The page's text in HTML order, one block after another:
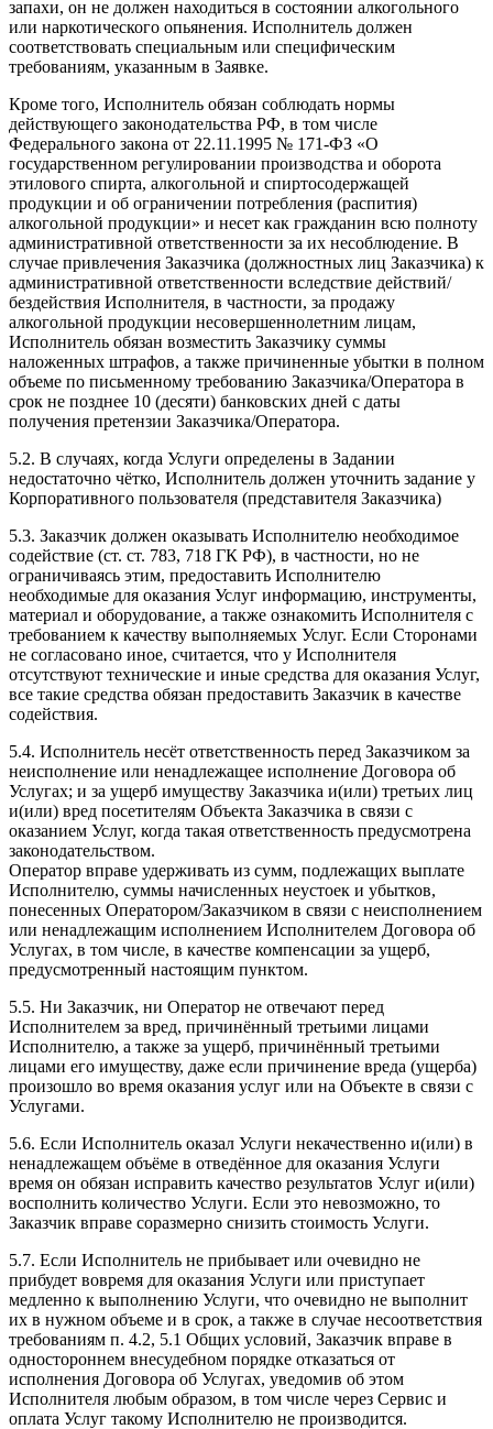
запахи, он не должен находиться в состоянии алкогольного
или наркотического опьянения. Исполнитель должен
соответствовать специальным или специфическим
требованиям, указанным в Заявке.
Кроме того, Исполнитель обязан соблюдать нормы
действующего законодательства РФ, в том числе
Федерального закона от 22.11.1995 № 171-ФЗ «О
государственном регулировании производства и оборота
этилового спирта, алкогольной и спиртосодержащей
продукции и об ограничении потребления (распития)
алкогольной продукции» и несет как гражданин всю полноту
административной ответственности за их несоблюдение. В
случае привлечения Заказчика (должностных лиц Заказчика) к
административной ответственности вследствие действий/
бездействия Исполнителя, в частности, за продажу
алкогольной продукции несовершеннолетним лицам,
Исполнитель обязан возместить Заказчику суммы
наложенных штрафов, а также причиненные убытки в полном
объеме по письменному требованию Заказчика/Оператора в
срок не позднее 10 (десяти) банковских дней с даты
получения претензии Заказчика/Оператора.
5.2. В случаях, когда Услуги определены в Задании
недостаточно чётко, Исполнитель должен уточнить задание у
Корпоративного пользователя (представителя Заказчика)
5.3. Заказчик должен оказывать Исполнителю необходимое
содействие (ст. ст. 783, 718 ГК РФ), в частности, но не
ограничиваясь этим, предоставить Исполнителю
необходимые для оказания Услуг информацию, инструменты,
материал и оборудование, а также ознакомить Исполнителя с
требованием к качеству выполняемых Услуг. Если Сторонами
не согласовано иное, считается, что у Исполнителя
отсутствуют технические и иные средства для оказания Услуг,
все такие средства обязан предоставить Заказчик в качестве
содействия.
5.4. Исполнитель несёт ответственность перед Заказчиком за
неисполнение или ненадлежащее исполнение Договора об
Услугах; и за ущерб имуществу Заказчика и(или) третьих лиц
и(или) вред посетителям Объекта Заказчика в связи с
оказанием Услуг, когда такая ответственность предусмотрена
законодательством.
Оператор вправе удерживать из сумм, подлежащих выплате
Исполнителю, суммы начисленных неустоек и убытков,
понесенных Оператором/Заказчиком в связи с неисполнением
или ненадлежащим исполнением Исполнителем Договора об
Услугах, в том числе, в качестве компенсации за ущерб,
предусмотренный настоящим пунктом.
5.5. Ни Заказчик, ни Оператор не отвечают перед
Исполнителем за вред, причинённый третьими лицами
Исполнителю, а также за ущерб, причинённый третьими
лицами его имуществу, даже если причинение вреда (ущерба)
произошло во время оказания услуг или на Объекте в связи с
Услугами.
5.6. Если Исполнитель оказал Услуги некачественно и(или) в
ненадлежащем объёме в отведённое для оказания Услуги
время он обязан исправить качество результатов Услуг и(или)
восполнить количество Услуги. Если это невозможно, то
Заказчик вправе соразмерно снизить стоимость Услуги.
5.7. Если Исполнитель не прибывает или очевидно не
прибудет вовремя для оказания Услуги или приступает
медленно к выполнению Услуги, что очевидно не выполнит
их в нужном объеме и в срок, а также в случае несоответствия
требованиям п. 4.2, 5.1 Общих условий, Заказчик вправе в
одностороннем внесудебном порядке отказаться от
исполнения Договора об Услугах, уведомив об этом
Исполнителя любым образом, в том числе через Сервис и
оплата Услуг такому Исполнителю не производится.